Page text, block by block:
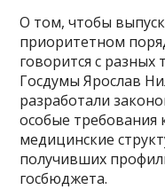
О том, чтобы
приоритетном
говорится с разных
Госдумы Ярослав
разработали
особые требования
медицинские
получивших
госбюджета.